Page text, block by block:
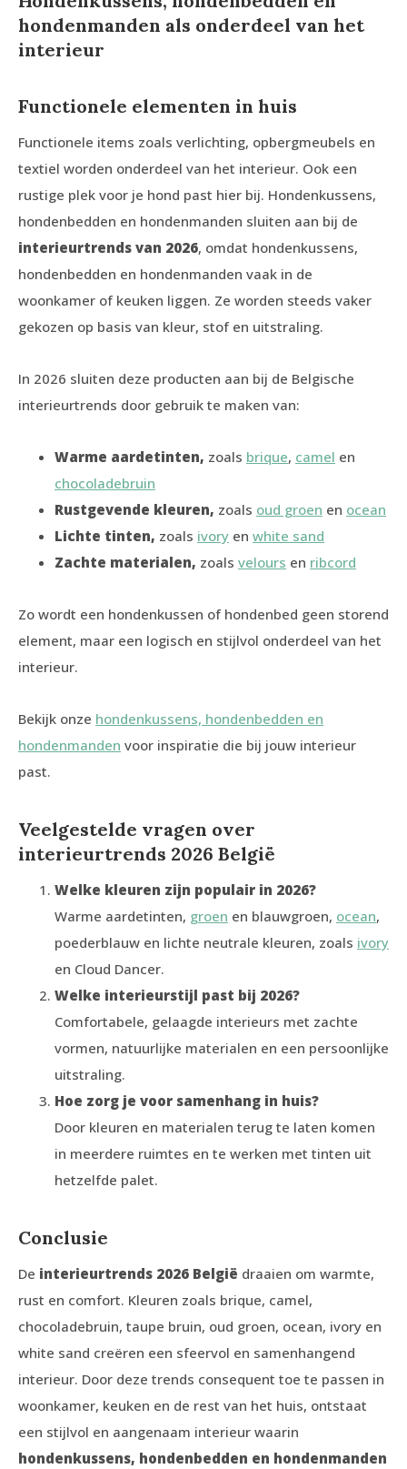
hondenmanden als onderdeel van het
interieur
Functionele elementen in huis
Functionele items zoals verlichting, opbergmeubels en
textiel worden onderdeel van het interieur. Ook een
rustige plek voor je hond past hier bij. Hondenkussens,
hondenbedden en hondenmanden sluiten aan bij de
interieurtrends van 2026, omdat hondenkussens,
hondenbedden en hondenmanden vaak in de
woonkamer of keuken liggen. Ze worden steeds vaker
gekozen op basis van kleur, stof en uitstraling.
In 2026 sluiten deze producten aan bij de Belgische
interieurtrends door gebruik te maken van:
Warme aardetinten, zoals brique, camel en
chocoladebruin
Rustgevende kleuren, zoals oud groen en ocean
Lichte tinten, zoals ivory en white sand
Zachte materialen, zoals velours en ribcord
Zo wordt een hondenkussen of hondenbed geen storend
element, maar een logisch en stijlvol onderdeel van het
interieur.
Bekijk onze hondenkussens, hondenbedden en
hondenmanden voor inspiratie die bij jouw interieur
past.
Veelgestelde vragen over
interieurtrends 2026 België
Welke kleuren zijn populair in 2026?
Warme aardetinten, groen en blauwgroen, ocean,
poederblauw en lichte neutrale kleuren, zoals ivory
en Cloud Dancer.
Welke interieurstijl past bij 2026?
Comfortabele, gelaagde interieurs met zachte
vormen, natuurlijke materialen en een persoonlijke
uitstraling.
Hoe zorg je voor samenhang in huis?
Door kleuren en materialen terug te laten komen
in meerdere ruimtes en te werken met tinten uit
hetzelfde palet.
Conclusie
De interieurtrends 2026 België draaien om warmte,
rust en comfort. Kleuren zoals brique, camel,
chocoladebruin, taupe bruin, oud groen, ocean, ivory en
white sand creëren een sfeervol en samenhangend
interieur. Door deze trends consequent toe te passen in
woonkamer, keuken en de rest van het huis, ontstaat
een stijlvol en aangenaam interieur waarin
hondenkussens, hondenbedden en hondenmanden